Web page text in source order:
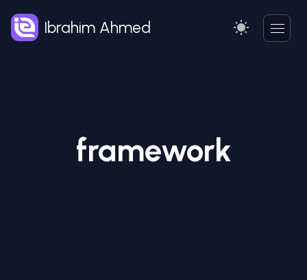
Ibrahim Ahmed
framework